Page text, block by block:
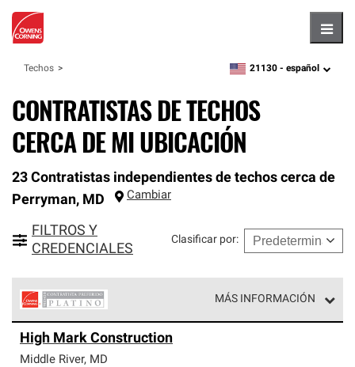
Techos zipcode,language
21130 - español
CONTRATISTAS DE TECHOS
CERCA DE MI UBICACIÓN
23 Contratistas independientes de techos cerca de
Perryman, MD Cambiar
FILTROS Y
CREDENCIALES
Clasificar por:
MÁS INFORMACIÓN
Corning constituyen el nivel superior de nuestra red
exclusiva y cumplen con estándares estrictos de
High Mark Construction
Middle River, MD